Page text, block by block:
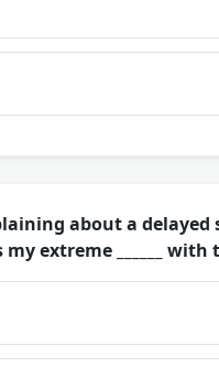
about a
extreme ______